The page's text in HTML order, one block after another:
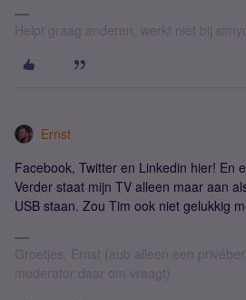
Helpt graag anderen, werkt niet bij
Ernst
Facebook, Twitter en Linkedin hier! En
Verder staat mijn TV alleen maar aan
USB staan. Zou Tim ook niet gelukkig
Groetjes, Ernst (aub alleen een
moderator daar om vraagt)